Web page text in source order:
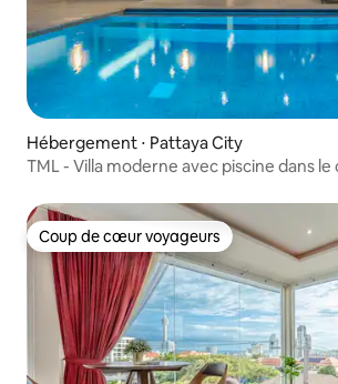
Hébergement ⋅ Pattaya City
TML - Villa moderne avec piscine dans
professionnelle de karaoké, cuisine à
de mahjong | Commodités de la vie
Coup de cœur voyageurs
Coup de cœur voyageurs